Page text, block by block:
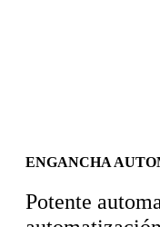
ENGANCHA
Potente